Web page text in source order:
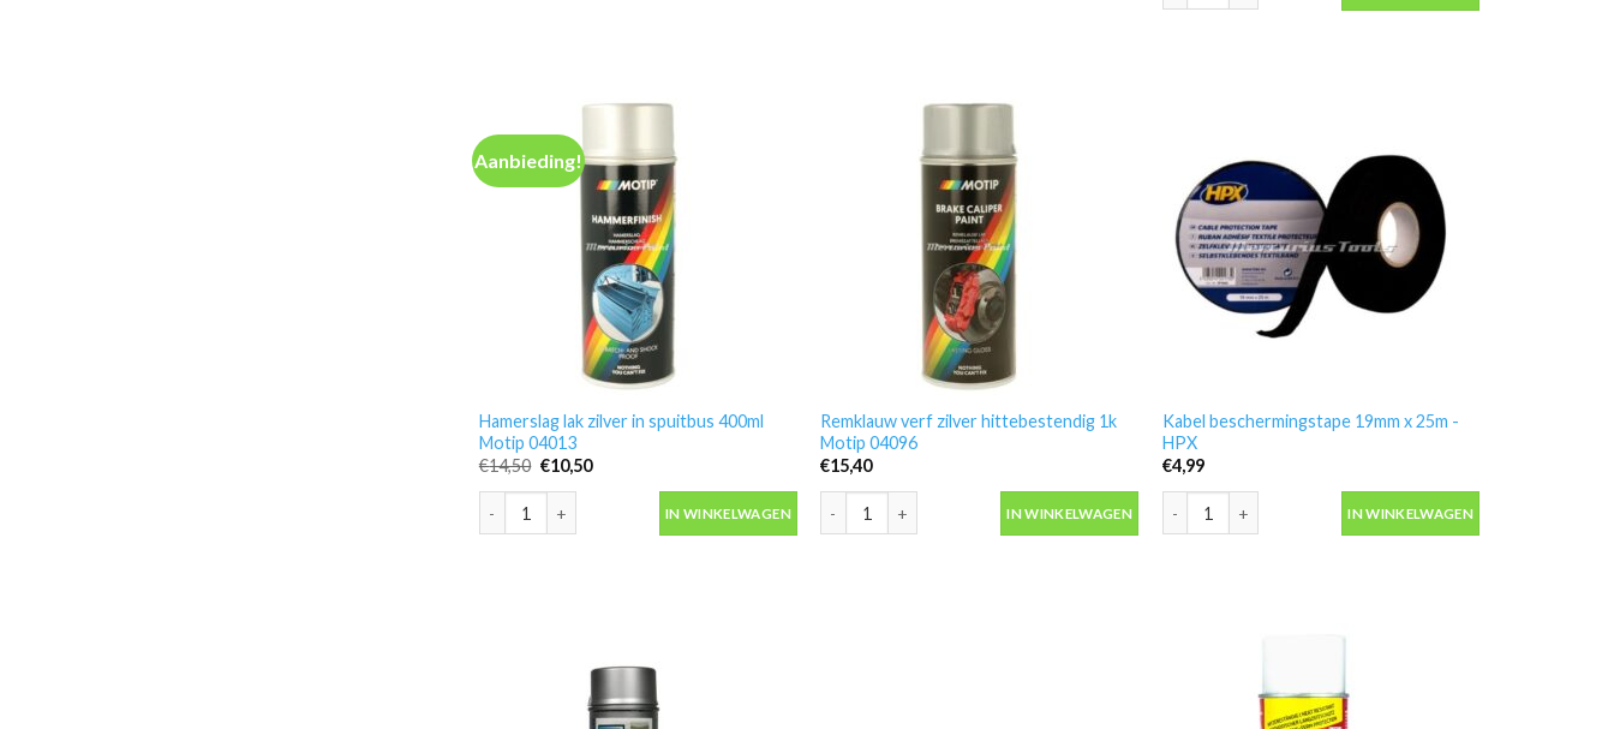
Aanbieding!
Hamerslag lak zilver in spuitbus 400ml
Motip 04013
€14,50 Oorspronkelijke
prijs
was:
€14,50.
€10,50Huidige
IN WINKELWAGEN
Remklauw verf zilver hittebestendig 1k
Motip 04096
€15,40
IN WINKELWAGEN
Kabel beschermingstape 19mm x 25m -
HPX
€4,99
IN WINKELWAGEN